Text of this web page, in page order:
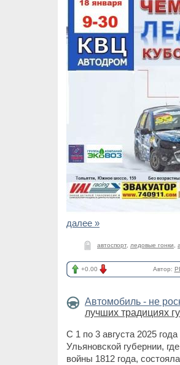
далее »
автоспорт, ледовые гонки
+0.00 Автор:
Автомобиль - не
лучших традициях
С 1 по 3 августа 2025
Ульяновской губернии,
войны 1812 года,